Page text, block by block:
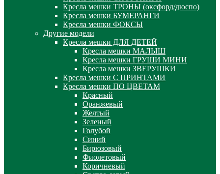
Кресла мешки ТРОНЫ (оксфорд/дюспо)
Кресла мешки БУМЕРАНГИ
Кресла мешки ФОКСЫ
Другие модели
Кресла мешки ДЛЯ ДЕТЕЙ
Кресла мешки МАЛЫШ
Кресла мешки ГРУШИ МИНИ
Кресла мешки ЗВЕРУШКИ
Кресла мешки С ПРИНТАМИ
Кресла мешки ПО ЦВЕТАМ
Красный
Оранжевый
Желтый
Зеленый
Голубой
Синий
Бирюзовый
Фиолетовый
Коричневый